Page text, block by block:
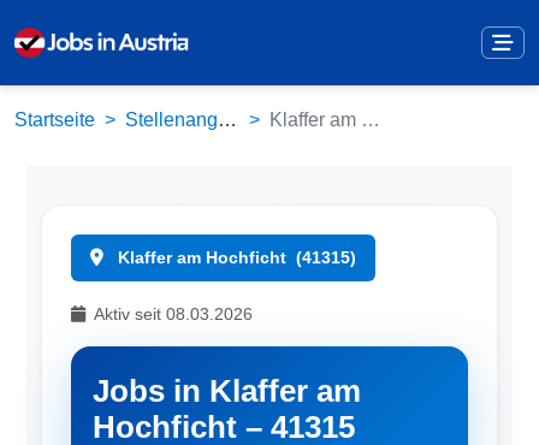
Startseite Stellenangebote Klaffer am Hochficht (41315)
Klaffer am Hochficht (41315)
Aktiv seit 08.03.2026
Jobs in Klaffer am
Hochficht – 41315